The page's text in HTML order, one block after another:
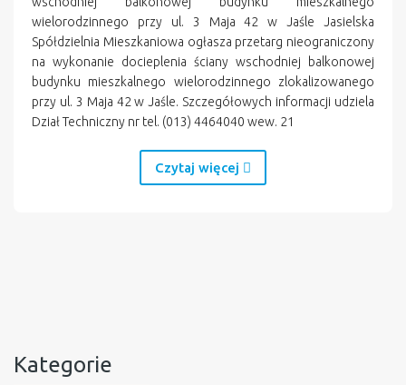
wielorodzinnego przy ul. 3 Maja 42 w Jaśle Jasielska
Spółdzielnia Mieszkaniowa ogłasza przetarg nieograniczony
na wykonanie docieplenia ściany wschodniej balkonowej
budynku mieszkalnego wielorodzinnego zlokalizowanego
przy ul. 3 Maja 42 w Jaśle. Szczegółowych informacji udziela
Dział Techniczny nr tel. (013) 4464040 wew. 21
Czytaj więcej
Kategorie